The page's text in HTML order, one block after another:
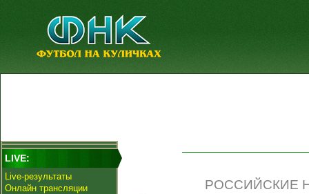
LIVE:
Live-результаты
Онлайн трансляции
РОССИЙСКИЕ